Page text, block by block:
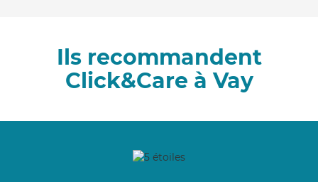
Ils recommandent
Click&Care à Vay